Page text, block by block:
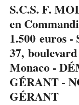
S.C.S. F.
en
1.500 euros -
37,
Monaco -
GÉRANT -
GÉRANT